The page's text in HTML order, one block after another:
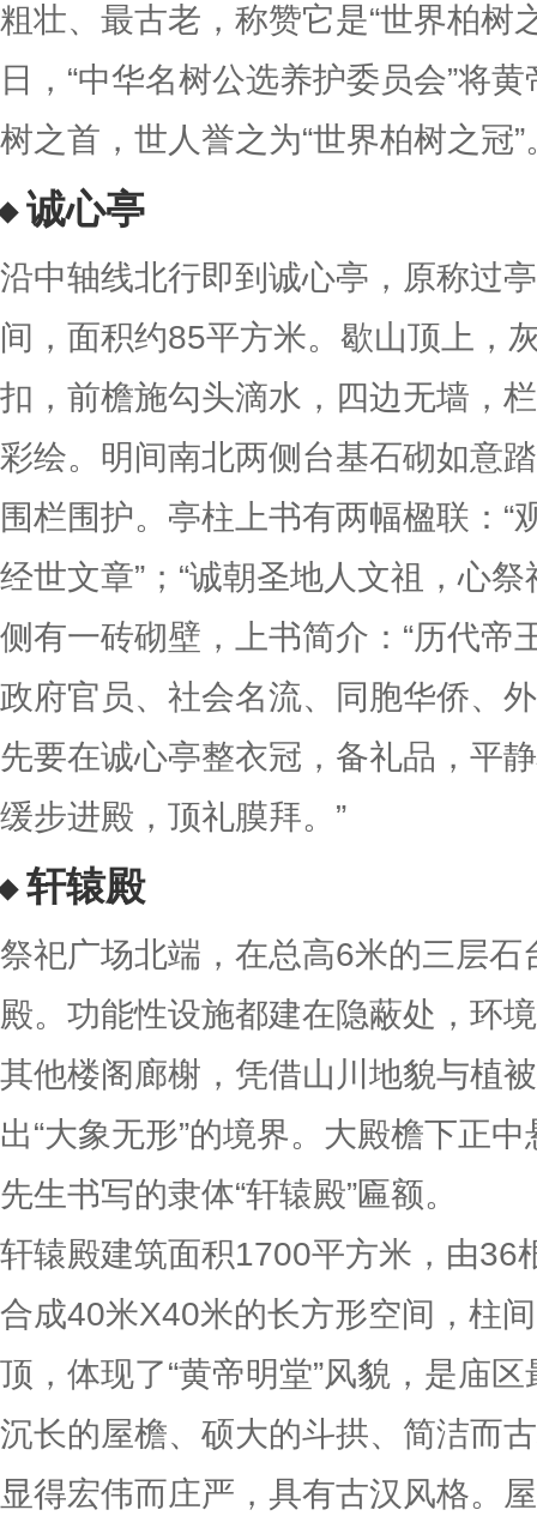
粗壮、最古老，称赞它是“世界柏树
日，“中华名树公选养护委员会”将
树之首，世人誉之为“世界柏树之冠”
诚心亭
沿中轴线北行即到诚心亭，原称过
间，面积约85平方米。歇山顶上，
扣，前檐施勾头滴水，四边无墙，
彩绘。明间南北两侧台基石砌如意
围栏围护。亭柱上书有两幅楹联：“
经世文章”；“诚朝圣地人文祖，心
侧有一砖砌壁，上书简介：“历代帝
政府官员、社会名流、同胞华侨、
先要在诚心亭整衣冠，备礼品，平
缓步进殿，顶礼膜拜。”
轩辕殿
祭祀广场北端，在总高6米的三层
殿。功能性设施都建在隐蔽处，环
其他楼阁廊榭，凭借山川地貌与植
出“大象无形”的境界。大殿檐下正
先生书写的隶体“轩辕殿”匾额。
轩辕殿建筑面积1700平方米，由36
合成40米X40米的长方形空间，柱
顶，体现了“黄帝明堂”风貌，是庙
沉长的屋檐、硕大的斗拱、简洁而
显得宏伟而庄严，具有古汉风格。